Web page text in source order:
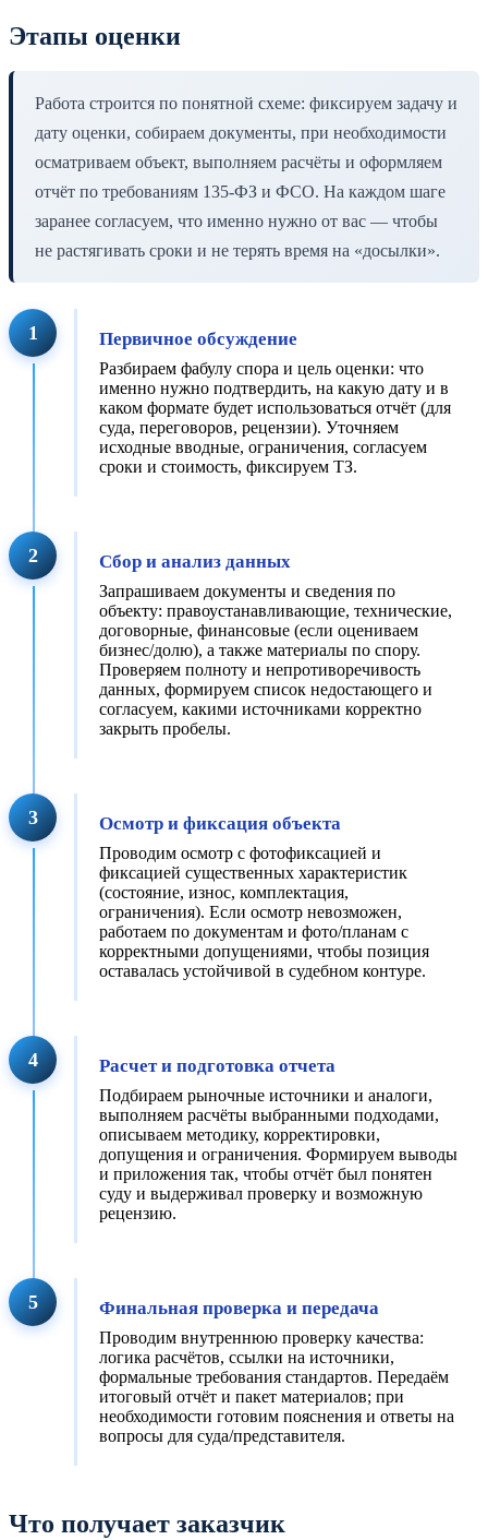
Этапы оценки
Работа строится по понятной схеме: фиксируем задачу и
дату оценки, собираем документы, при необходимости
осматриваем объект, выполняем расчёты и оформляем
отчёт по требованиям 135-ФЗ и ФСО. На каждом шаге
заранее согласуем, что именно нужно от вас — чтобы
не растягивать сроки и не терять время на «досылки».
1 Первичное обсуждение
Разбираем фабулу спора и цель оценки: что
именно нужно подтвердить, на какую дату и в
каком формате будет использоваться отчёт (для
суда, переговоров, рецензии). Уточняем
исходные вводные, ограничения, согласуем
сроки и стоимость, фиксируем ТЗ.
2 Сбор и анализ данных
Запрашиваем документы и сведения по
объекту: правоустанавливающие, технические,
договорные, финансовые (если оцениваем
бизнес/долю), а также материалы по спору.
Проверяем полноту и непротиворечивость
данных, формируем список недостающего и
согласуем, какими источниками корректно
закрыть пробелы.
3 Осмотр и фиксация объекта
Проводим осмотр с фотофиксацией и
фиксацией существенных характеристик
(состояние, износ, комплектация,
ограничения). Если осмотр невозможен,
работаем по документам и фото/планам с
корректными допущениями, чтобы позиция
оставалась устойчивой в судебном контуре.
4 Расчет и подготовка отчета
Подбираем рыночные источники и аналоги,
выполняем расчёты выбранными подходами,
описываем методику, корректировки,
допущения и ограничения. Формируем выводы
и приложения так, чтобы отчёт был понятен
суду и выдерживал проверку и возможную
рецензию.
5 Финальная проверка и передача
Проводим внутреннюю проверку качества:
логика расчётов, ссылки на источники,
формальные требования стандартов. Передаём
итоговый отчёт и пакет материалов; при
необходимости готовим пояснения и ответы на
вопросы для суда/представителя.
Что получает заказчик